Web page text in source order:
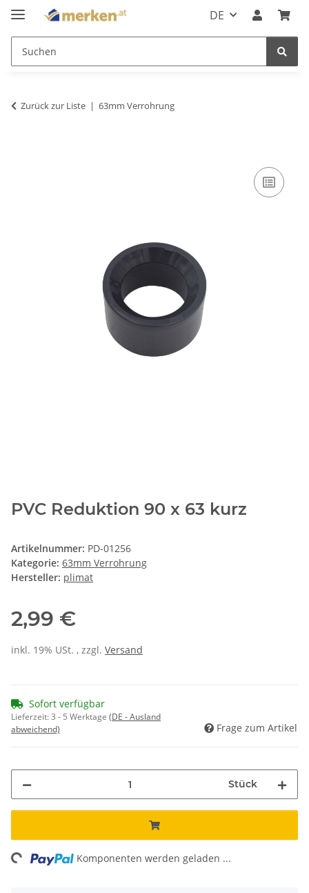
DE
Zurück zur Liste 63mm Verrohrung
PVC Reduktion 90 x 63 kurz
Artikelnummer: PD-01256
Kategorie: 63mm Verrohrung
Hersteller: plimat
2,99 €
inkl. 19% USt. , zzgl. Versand
Sofort verfügbar
Lieferzeit:3 - 5 Werktage (DE - Ausland
abweichend)
Frage zum Artikel
Stück
Komponenten werden geladen ...